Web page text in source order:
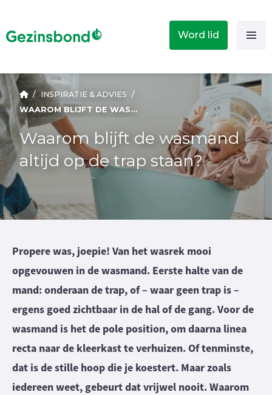
Word lid
/ INSPIRATIE & ADVIES /
WAAROM BLIJFT DE WASMAND ALTIJD OP DE TRAP STAAN?
Waarom blijft de wasmand
altijd op de trap staan?
Propere was, joepie! Van het wasrek mooi
opgevouwen in de wasmand. Eerste halte van de
mand: onderaan de trap, of – waar geen trap is –
ergens goed zichtbaar in de hal of de gang. Voor de
wasmand is het de pole position, om daarna linea
recta naar de kleerkast te verhuizen. Of tenminste,
dat is de stille hoop die je koestert. Maar zoals
iedereen weet, gebeurt dat vrijwel nooit. Waarom